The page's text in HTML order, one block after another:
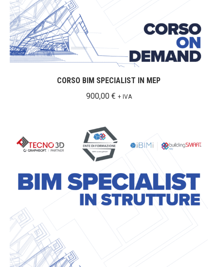
CORSO BIM SPECIALIST IN MEP
900,00 € + IVA